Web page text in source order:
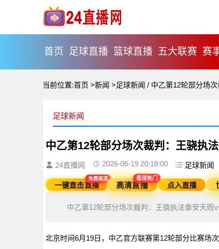
首页 足球直播 篮球直播 五大联赛 赛
当前位置:首页 >新闻 >足球新闻 / 中乙第12轮部分场
足球新闻
中乙第12轮部分场次裁判：王骁执
24直播网 2026-06-19 20:18:00 足球新闻
一键直击直播
免费高清
高清直播
看球热门
点入直播
中乙第12轮部分场次裁判：王骁执法泰安天
北京时间6月19日，中乙官方联赛第12轮部分比赛场